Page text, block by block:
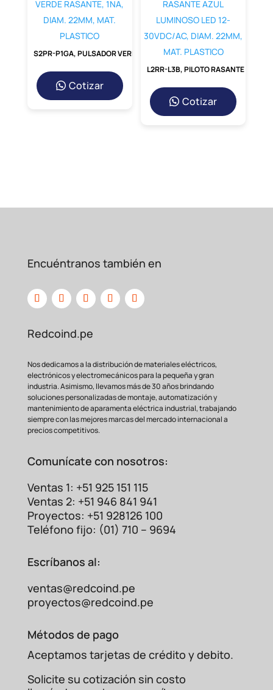
Cotizar
Cotizar
Encuéntranos también en
Redcoind.pe
Nos dedicamos a la distribución de materiales eléctricos,
electrónicos y electromecánicos para la pequeña y gran
industria. Asimismo, llevamos más de 30 años brindando
soluciones personalizadas de montaje, automatización y
mantenimiento de aparamenta eléctrica industrial, trabajando
siempre con las mejores marcas del mercado internacional a
precios competitivos.
Comunícate con nosotros:
Ventas 1: +51 925 151 115
Ventas 2: +51 946 841 941
Proyectos: +51 928126 100
Teléfono fijo: (01) 710 – 9694
Escríbanos al:
ventas@redcoind.pe
proyectos@redcoind.pe
Métodos de pago
Aceptamos tarjetas de crédito y debito.
Solicite su cotización sin costo